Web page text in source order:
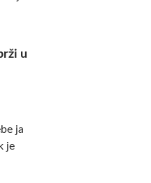
u
ja
je